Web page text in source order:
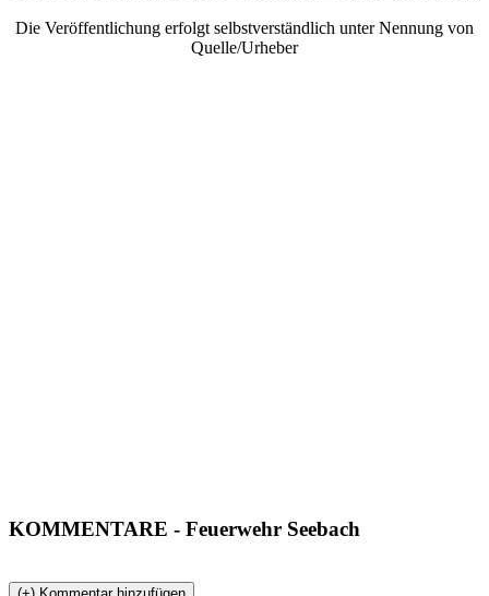
Die Veröffentlichung erfolgt selbstverständlich unter Nennung von
Quelle/Urheber
KOMMENTARE - Feuerwehr Seebach